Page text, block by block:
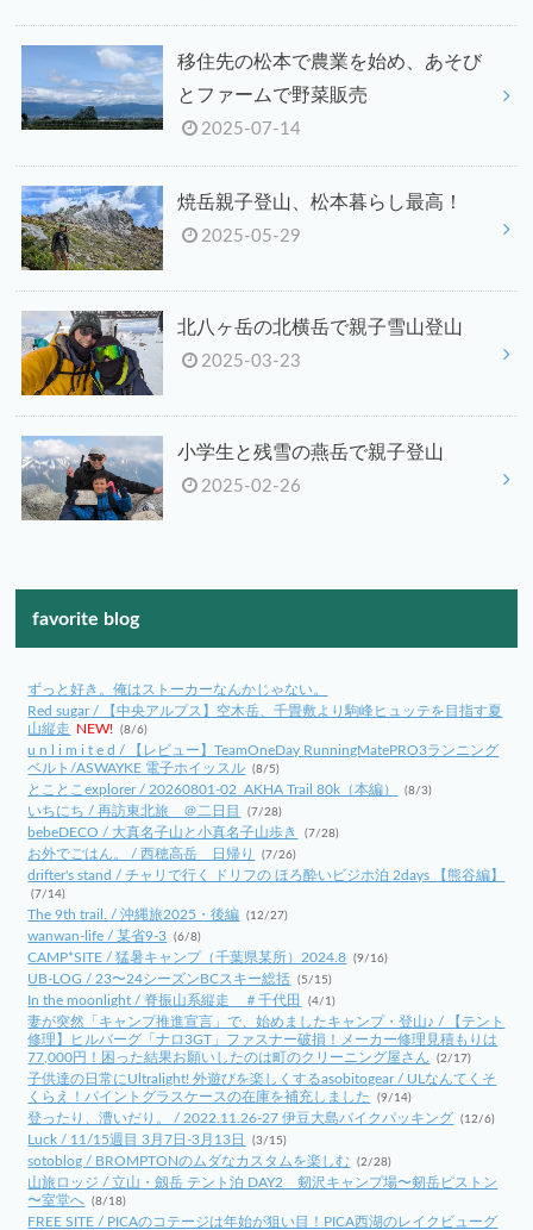
移住先の松本で農業を始め、あそび
とファームで野菜販売
2025-07-14
焼岳親子登山、松本暮らし最高！
2025-05-29
北八ヶ岳の北横岳で親子雪山登山
2025-03-23
小学生と残雪の燕岳で親子登山
2025-02-26
favorite blog
ずっと好き。俺はストーカーなんかじゃない。
Red sugar / 【中央アルプス】空木岳、千畳敷より駒峰ヒュッテを目指す夏
山縦走 NEW! (8/6)
u n l i m i t e d / 【レビュー】TeamOneDay RunningMatePRO3ランニング
ベルト/ASWAYKE 電子ホイッスル (8/5)
とことこexplorer / 20260801-02_AKHA Trail 80k（本編） (8/3)
いちにち / 再訪東北旅 ＠二日目 (7/28)
bebeDECO / 大真名子山と小真名子山歩き (7/28)
お外でごはん。 / 西穂高岳 日帰り (7/26)
drifter's stand / チャリで行く ドリフの ほろ酔いビジホ泊 2days 【熊谷編】
(7/14)
The 9th trail. / 沖縄旅2025・後編 (12/27)
wanwan-life / 某省9-3 (6/8)
CAMP*SITE / 猛暑キャンプ（千葉県某所）2024.8 (9/16)
UB-LOG / 23〜24シーズンBCスキー総括 (5/15)
In the moonlight / 脊振山系縦走 ＃千代田 (4/1)
妻が突然「キャンプ推進宣言」で、始めましたキャンプ・登山♪ / 【テント
修理】ヒルバーグ「ナロ3GT」ファスナー破損！メーカー修理見積もりは
77,000円！困った結果お願いしたのは町のクリーニング屋さん
(2/17)
子供達の日常にUltralight! 外遊びを楽しくするasobitogear / ULなんてくそ
くらえ！パイントグラスケースの在庫を補充しました
(9/14)
登ったり、漕いだり。 / 2022.11.26-27 伊豆大島バイクパッキング (12/6)
Luck / 11/15週目 3月7日-3月13日 (3/15)
sotoblog / BROMPTONのムダなカスタムを楽しむ (2/28)
山旅ロッジ / 立山・劔岳 テント泊 DAY2 剱沢キャンプ場〜剱岳ピストン
〜室堂へ (8/18)
FREE SITE / PICAのコテージは年始が狙い目！PICA西湖のレイクビューグ